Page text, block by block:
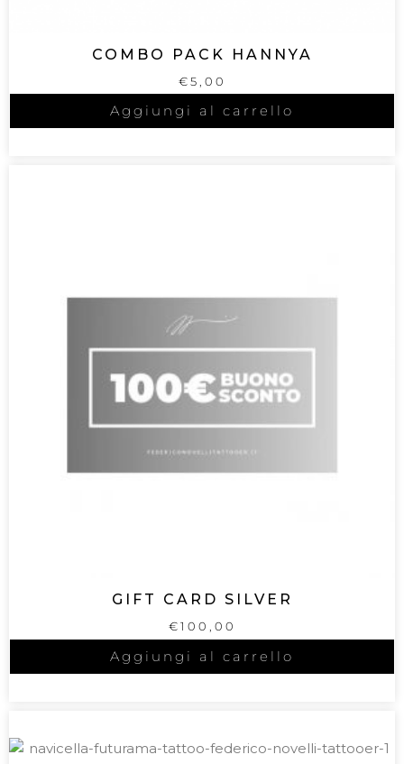
COMBO PACK HANNYA
€5,00
Aggiungi al carrello
GIFT CARD SILVER
€100,00
Aggiungi al carrello